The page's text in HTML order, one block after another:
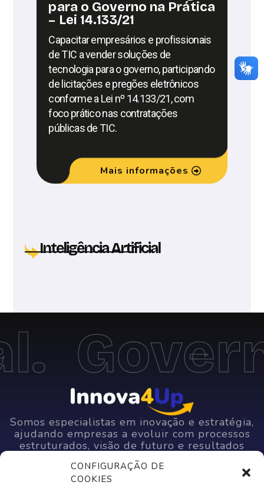
CONFIGURAÇÃO DE
COOKIES
para o Governo na Prática
– Lei 14.133/21
Capacitar empresários e profissionais
de TIC a vender soluções de
tecnologia para o governo, participando
de licitações e pregões eletrônicos
conforme a Lei nº 14.133/21, com
foco prático nas contratações
públicas de TIC.
Mais informações
Inteligência Artificial
Somos especialistas em inovação e estratégia,
ajudando empresas a evoluir com processos
estruturados, visão de futuro e resultados
consistentes.